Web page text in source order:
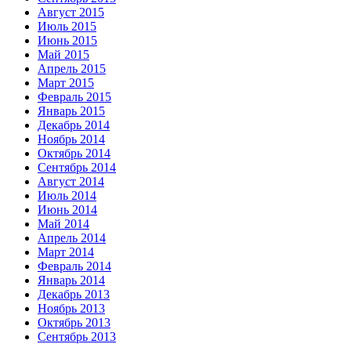
Август 2015
Июль 2015
Июнь 2015
Май 2015
Апрель 2015
Март 2015
Февраль 2015
Январь 2015
Декабрь 2014
Ноябрь 2014
Октябрь 2014
Сентябрь 2014
Август 2014
Июль 2014
Июнь 2014
Май 2014
Апрель 2014
Март 2014
Февраль 2014
Январь 2014
Декабрь 2013
Ноябрь 2013
Октябрь 2013
Сентябрь 2013